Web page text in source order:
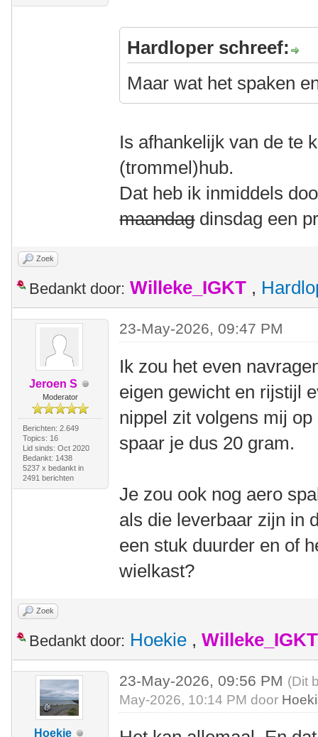
Hardloper schreef:
Maar wat het spaken
Is afhankelijk van de te
(trommel)hub.
Dat heb ik inmiddels
maandagdinsdag een
Zoek
Bedankt door: Willeke_IGKT ,
Jeroen S
Moderator
Berichten: 2.649
Topics: 16
Lid sinds: Oct 2020
Bedankt: 1438
5237 x bedankt in
2491 berichten
23-May-2026, 09:47 PM
Ik zou het even
eigen gewicht en rijstijl
nippel zit volgens mij
spaar je dus 20 gram.
Je zou ook nog aero
als die leverbaar zijn in
een stuk duurder en of
wielkast?
Zoek
Bedankt door: Hoekie , Willeke_IGKT
Hoekie
23-May-2026, 09:56 PM (Dit
May-2026, 10:14 PM door